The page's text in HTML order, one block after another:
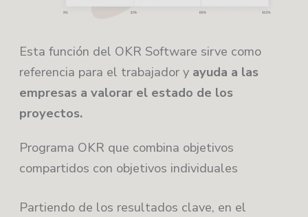
Esta función del OKR Software sirve como
referencia para el trabajador y ayuda a las
empresas a valorar el estado de los
proyectos.
Programa OKR que combina objetivos
compartidos con objetivos individuales
Partiendo de los resultados clave, en el